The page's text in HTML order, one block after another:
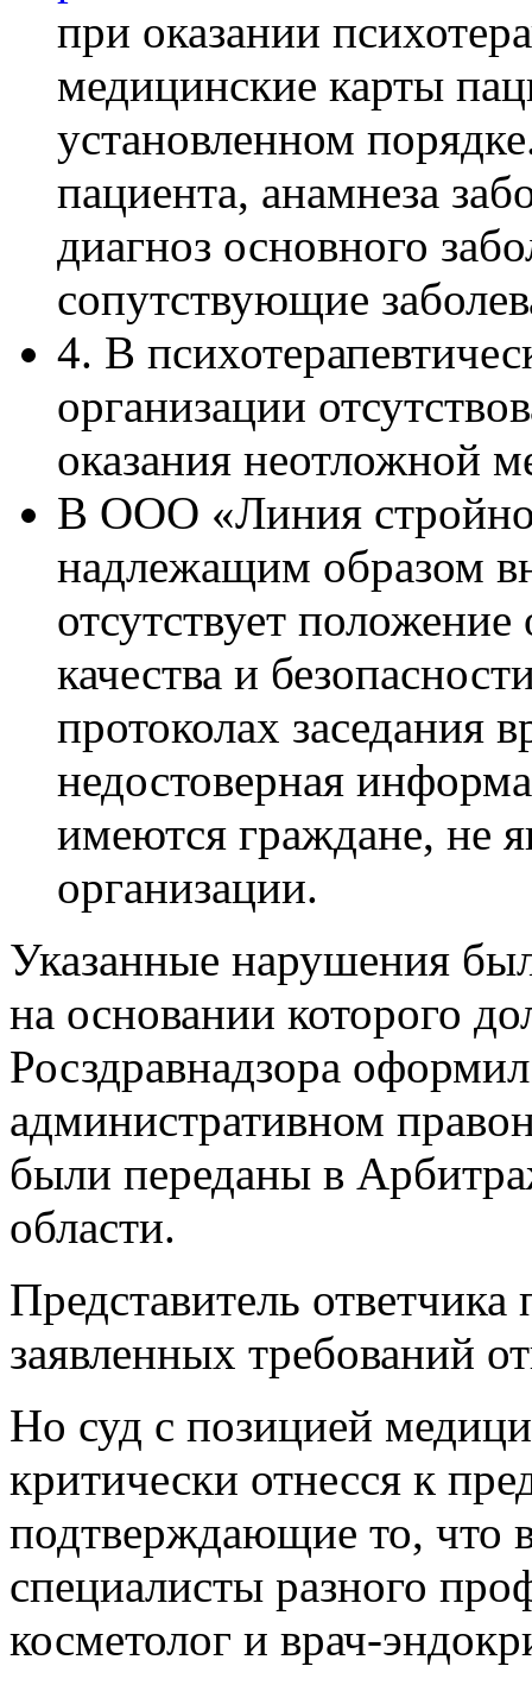
при оказании
медицинские карты
установленном
пациента, анамнеза
диагноз основного
сопутствующие
4. В
организации
оказания неотложной
В ООО «Линия
надлежащим образом
отсутствует
качества и
протоколах заседания
недостоверная
имеются граждане, не
организации.
Указанные нарушения
на основании которого
Росздравнадзора
административном
были переданы в
области.
Представитель
заявленных требований
Но суд с позицией
критически отнесся к
подтверждающие то, что
специалисты разного
косметолог и врач-